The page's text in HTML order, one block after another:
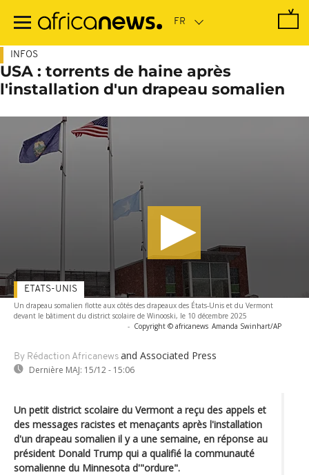
contenu
INFOS
USA : torrents de haine après
l'installation d'un drapeau somalien
Un drapeau somalien flotte aux côtés des drapeaux des États-Unis et du Vermont
devant le bâtiment du district scolaire de Winooski, le 10 décembre 2025
- Copyright © africanews Amanda Swinhart/AP
By Rédaction Africanews and Associated Press
Dernière MAJ: 15/12 - 15:06
ETATS-UNIS
Un petit district scolaire du Vermont a reçu des appels et
des messages racistes et menaçants après l'installation
d'un drapeau somalien il y a une semaine, en réponse au
président Donald Trump qui a qualifié la communauté
somalienne du Minnesota d'"ordure".